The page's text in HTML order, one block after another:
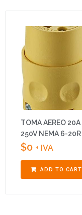
TOMA AEREO 20A
250V NEMA 6-20R
$0 + IVA
ADD TO CART